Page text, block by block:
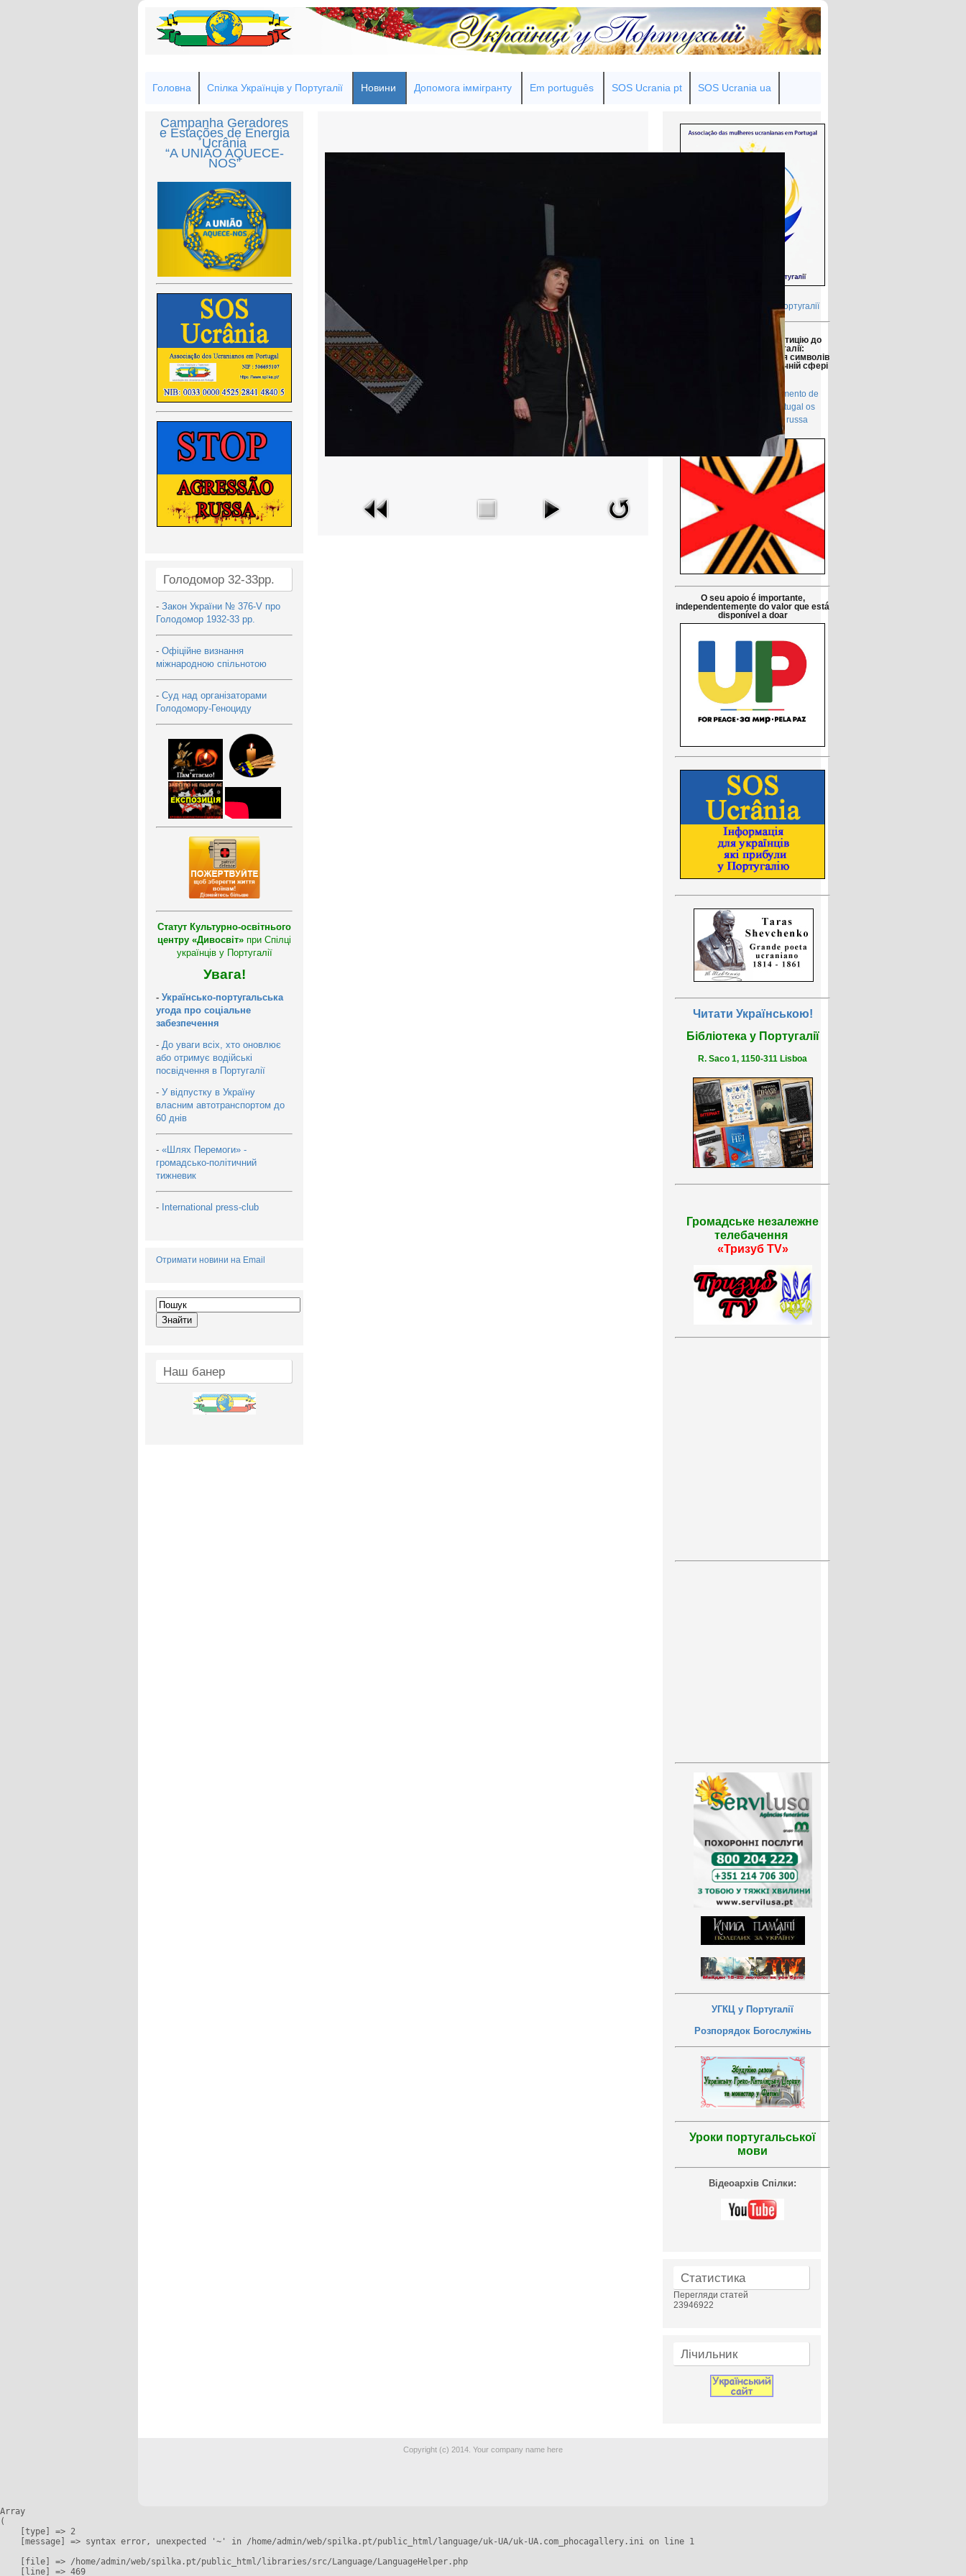
Головна Спілка Українців у Португалії Новини Допомога іммігранту Em português SOS Ucrania pt SOS Ucrania ua
Campanha Geradores
e Estações de Energia
Ucrânia
“A UNIÃO AQUECE-
NOS”
Голодомор 32-33рр.
- Закон України № 376-V про
Голодомор 1932-33 рр.
- Офіційне визнання
міжнародною спільнотою
- Суд над організаторами
Голодомору-Геноциду
Статут Культурно-освітнього
центру «Дивосвіт» при Спілці
українців у Португалії
Увага!
- Українсько-португальська
угода про соціальне
забезпечення
- До уваги всіх, хто оновлює
або отримує водійські
посвідчення в Португалії
- У відпустку в Україну
власним автотранспортом до
60 днів
- «Шлях Перемоги» -
громадсько-політичний
тижневик
- International press-club
Отримати новини на Email
Наш банер
Товариство українок у Португалії
Просимо підтримати петицію до
Парламенту Португалії:
Заборонити використання символів
російської агресії в публічній сфері
в Португалії
Petição pública Ao Parlamento de
Portugal: Proibir em Portugal os
símbolos da agressão russa
O seu apoio é importante,
independentemente do valor que está
disponível a doar
Читати Українською!
Бібліотека у Португалії
R. Saco 1, 1150-311 Lisboa
Громадське незалежне
телебачення
«Тризуб TV»
УГКЦ у Португалії
Розпорядок Богослужінь
Уроки португальської
мови
Відеоархів Спілки:
Статистика
Перегляди статей
23946922
Лічильник
Copyright (c) 2014. Your company name here
Array
(
    [type] => 2
    [message] => syntax error, unexpected '~' in /home/admin/web/spilka.pt/public_html/language/uk-UA/uk-UA.com_phocagallery.ini on line 1
    [file] => /home/admin/web/spilka.pt/public_html/libraries/src/Language/LanguageHelper.php
    [line] => 469